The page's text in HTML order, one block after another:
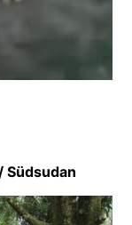
Südsudan